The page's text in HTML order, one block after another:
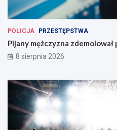
POLICJA PRZESTĘPSTWA
Pijany mężczyzna
8 sierpnia 2026